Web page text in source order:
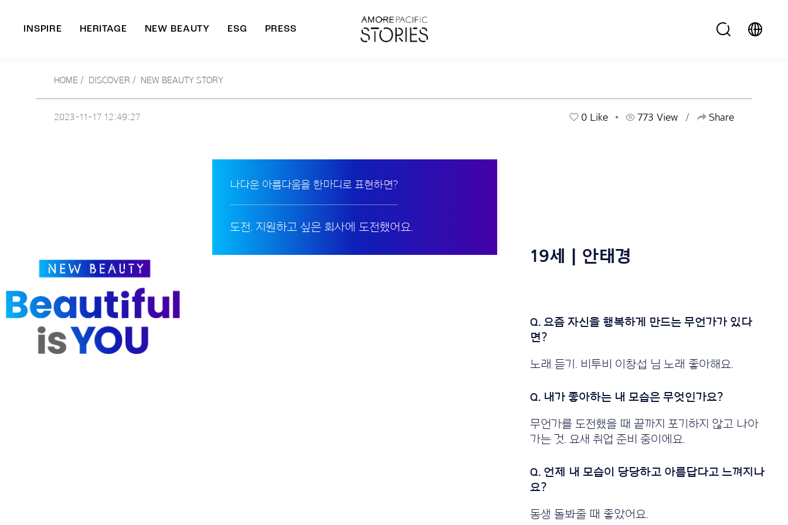
INSPIRE HERITAGE NEW BEAUTY ESG PRESS
HOME / DISCOVER / NEW BEAUTY STORY
2023-11-17 12:49:27 0 Like 773 View Share
나다운 아름다움을 한마디로 표현하면?
도전. 지원하고 싶은 회사에 도전했어요.
19세 | 안태경
노래 듣기. 비투비 이창섭 님 노래 좋아해요.
무언가를 도전했을 때 끝까지 포기하지 않고 나아
가는 것. 요새 취업 준비 중이에요.
동생 돌봐줄 때 좋았어요.